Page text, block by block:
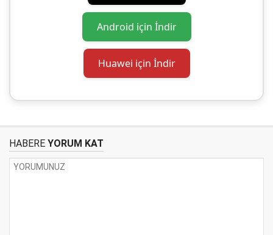
Android için İndir
Huawei için İndir
HABERE YORUM KAT